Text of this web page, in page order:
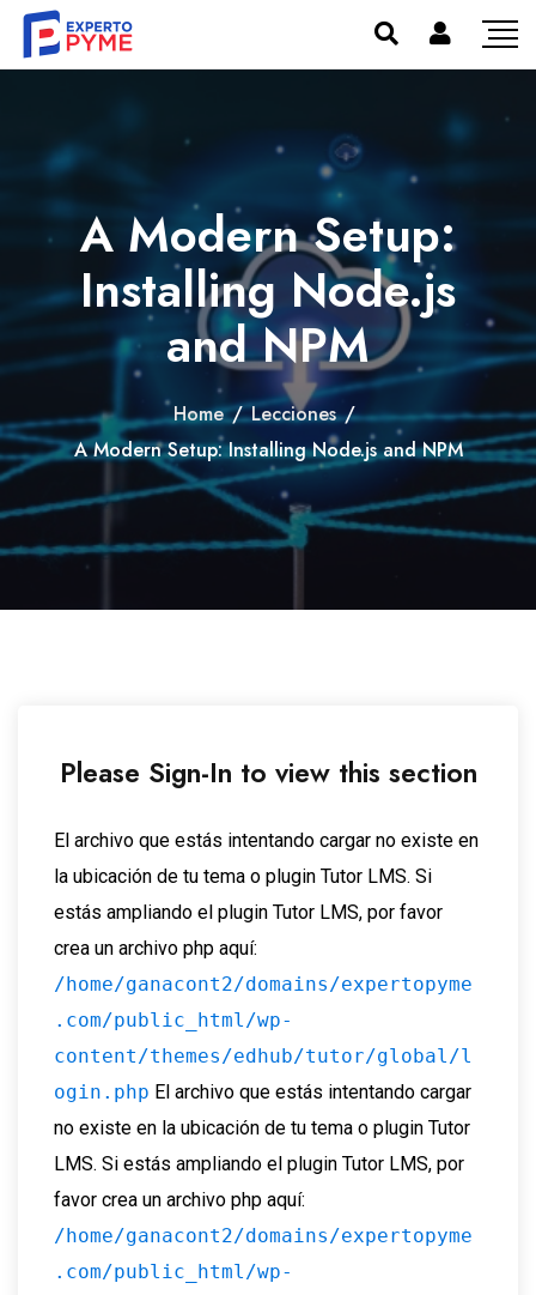
A Modern Setup:
Installing Node.js
and NPM
Home / Lecciones /
A Modern Setup: Installing Node.js and NPM
Please Sign-In to view this section
El archivo que estás intentando cargar no existe en
la ubicación de tu tema o plugin Tutor LMS. Si
estás ampliando el plugin Tutor LMS, por favor
crea un archivo php aquí:
/home/ganacont2/domains/expertopyme
.com/public_html/wp-
content/themes/edhub/tutor/global/l
ogin.php El archivo que estás intentando cargar
no existe en la ubicación de tu tema o plugin Tutor
LMS. Si estás ampliando el plugin Tutor LMS, por
favor crea un archivo php aquí:
/home/ganacont2/domains/expertopyme
.com/public_html/wp-